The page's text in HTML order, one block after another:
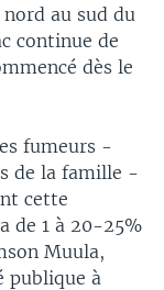
au sud du
continue de
dès le
fumeurs -
de la famille -
cette
de 1 à 20-25%
Muula,
publique à